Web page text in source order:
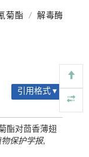
菊酯 /
解毒酶
引用格式 ▾
酯对茴香薄翅
物保护学报,